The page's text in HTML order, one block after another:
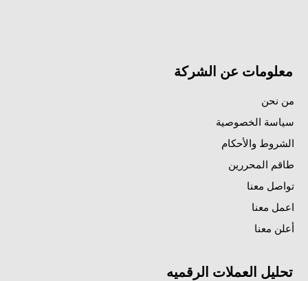
معلومات عن الشركة
من نحن
سياسة الخصوصية
الشروط والأحكام
طاقم المحررين
تواصل معنا
اعمل معنا
أعلن معنا
تحليل العملات الرقميه